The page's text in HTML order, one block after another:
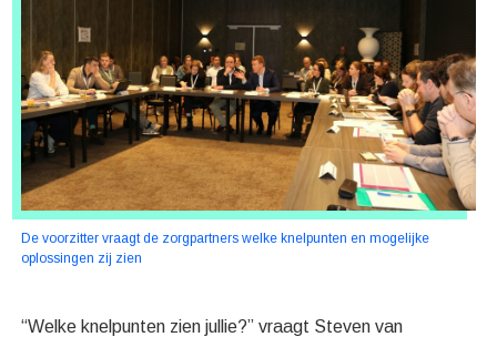
De voorzitter vraagt de zorgpartners welke knelpunten en mogelijke
oplossingen zij zien
“Welke knelpunten zien jullie?” vraagt Steven van